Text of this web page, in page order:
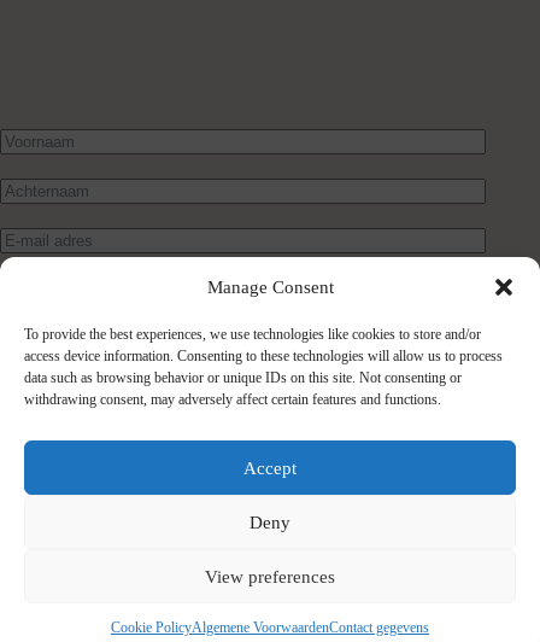
Manage Consent
To provide the best experiences, we use technologies like cookies to store and/or
access device information. Consenting to these technologies will allow us to process
data such as browsing behavior or unique IDs on this site. Not consenting or
withdrawing consent, may adversely affect certain features and functions.
Accept
Deny
View preferences
Cookie PolicyAlgemene VoorwaardenContact gegevens